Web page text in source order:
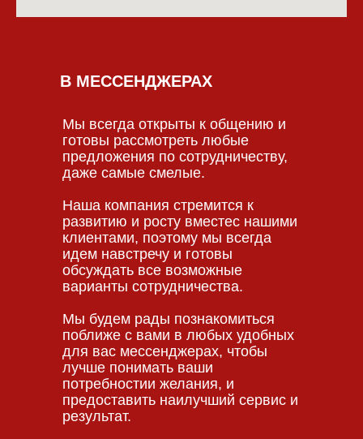
Мы всегда открыты к общению и
готовы рассмотреть любые
предложения по сотрудничеству,
даже самые смелые.
Наша компания стремится к
развитию и росту вместес нашими
клиентами, поэтому мы всегда
идем навстречу и готовы
обсуждать все возможные
варианты сотрудничества.
Мы будем рады познакомиться
поближе с вами в любых удобных
для вас мессенджерах, чтобы
лучше понимать ваши
потребностии желания, и
предоставить наилучший сервис и
результат.
В МЕССЕНДЖЕРАХ